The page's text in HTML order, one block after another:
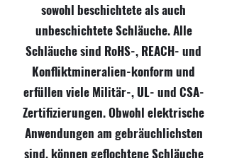
sowohl beschichtete als auch
unbeschichtete Schläuche. Alle
Schläuche sind RoHS-, REACH- und
Konfliktmineralien-konform und
erfüllen viele Militär-, UL- und CSA-
Zertifizierungen. Obwohl elektrische
Anwendungen am gebräuchlichsten
sind, können geflochtene Schläuche